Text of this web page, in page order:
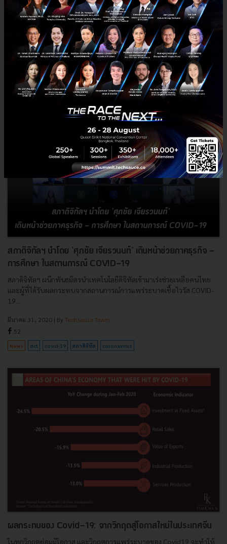
MK เปิด Fresh Mart ขายผักสดโครงการหลวงออนไลน์ พร้อมส่งตรงถึง
มีนาคม 31, 2020| ByTechsauce Team
477
covid-19 mk-restaurant
สภาดิจิทัลฯ นำโดย 'ศุภชัย เจียรวนนท์' เดินหน้าช่วยภาคธุรกิจ -
การศึกษา ในสถานการณ์ COVID-19
สภาดิจิทัลฯ ผนึกพันธมิตรนำเทคโนโลยีดิจิทัลเข้ามาเร่งช่วยเหลือคนไทย
และผู้ที่ได้รับผลกระทบจากสถานการณ์การแพร่ระบาดเชื้อไวรัส COVID-
19...
มีนาคม 31, 2020 | By Techsauce Team
52
News dct covid-19 สภาดิจิทัล coronavirus
ผลกระทบของ Covid-19: จากวิกฤตสู่โอกาสใหม่ในประเทศจีน
ในทุกวิกฤตย่อมมีโอกาส และวิกฤตการแพร่ระบาดของ Covid19 จะทำให้